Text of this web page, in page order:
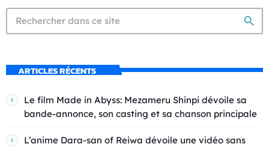
search
ARTICLES RÉCENTS
Le film Made in Abyss: Mezameru Shinpi dévoile sa
bande-annonce, son casting et sa chanson principale
L’anime Dara-san of Reiwa dévoile une vidéo sans